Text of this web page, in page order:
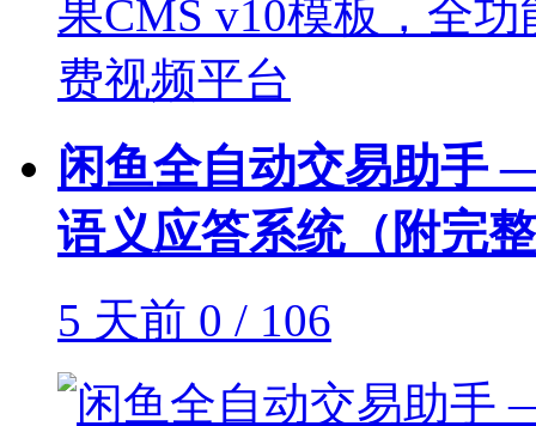
闲鱼全自动交易助手
语义应答系统（附完
5 天前 0 / 106